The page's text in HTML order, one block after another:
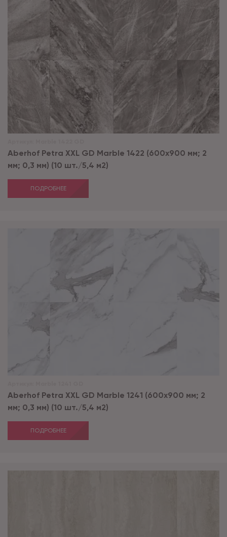
Aberhof Petra XXL GD Marble 1422 (600x900 мм; 2
мм; 0,3 мм) (10 шт./5,4 м2)
ПОДРОБНЕЕ
Aberhof Petra XXL GD Marble 1241 (600x900 мм; 2
мм; 0,3 мм) (10 шт./5,4 м2)
ПОДРОБНЕЕ